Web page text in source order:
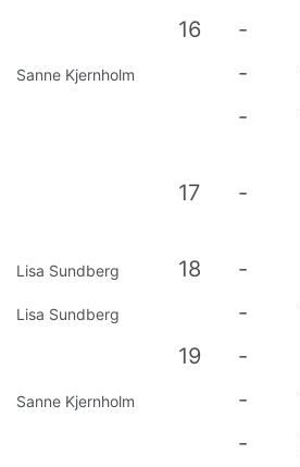
16 -
Sanne Kjernholm -
-
17 -
Lisa Sundberg 18 -
Lisa Sundberg -
19
-
Sanne Kjernholm -
-